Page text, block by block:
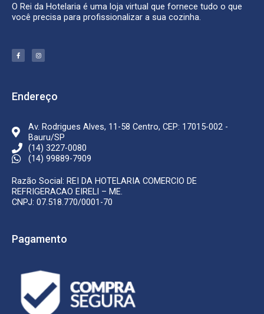
O Rei da Hotelaria é uma loja virtual que fornece tudo o que
você precisa para profissionalizar a sua cozinha.
F
a
c
k
-
I
n
s
m
Endereço
Av. Rodrigues Alves, 11-58 Centro, CEP: 17015-002 -
Bauru/SP
(14) 3227-0080
(14) 99889-7909
Razão Social: REI DA HOTELARIA COMERCIO DE
REFRIGERACAO EIRELI – ME.
CNPJ: 07.518.770/0001-70
Pagamento